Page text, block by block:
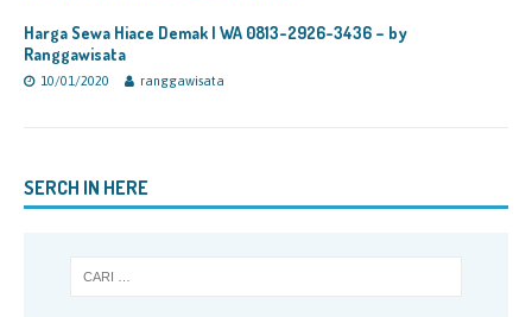
Harga Sewa Hiace Demak | WA 0813-2926-3436 – by
Ranggawisata
10/01/2020 ranggawisata
SERCH IN HERE